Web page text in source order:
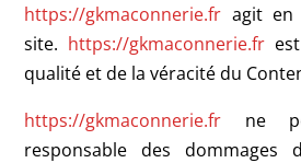
https://gkmaconnerie.fr agit en
site. https://gkmaconnerie.fr
qualité et de la véracité du
https://gkmaconnerie.fr
ne
responsable des dommages